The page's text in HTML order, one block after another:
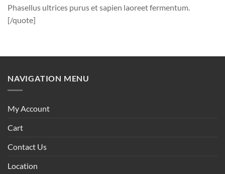
Phasellus ultrices purus et sapien laoreet fermentum.
[/quote]
NAVIGATION MENU
My Account
Cart
Contact Us
Location